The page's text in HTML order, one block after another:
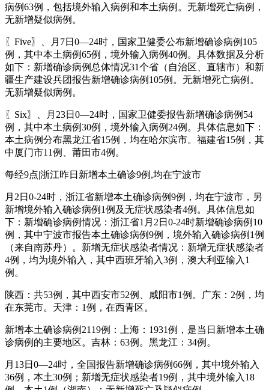
病例63例，包括境外输入病例和本土病例。无新增死亡病例，
无新增疑似病例。
〖Five〗、月7日0—24时，国家卫健委公布新增确诊病例105
例，其中本土病例65例，境外输入病例40例。具体数据及分析
如下：新增确诊病例总体情况31个省（自治区、直辖市）和新
疆生产建设兵团报告新增确诊病例105例。无新增死亡病例。
无新增疑似病例。
〖Six〗、月23日0—24时，国家卫健委报告新增确诊病例54
例，其中本土病例30例，境外输入病例24例。具体信息如下：
本土病例分布黑龙江省15例，均在哈尔滨市。福建省15例，其
中厦门市11例、莆田市4例。
每经9点|浙江昨日新增本土确诊9例,均在宁波市
月2日0-24时，浙江省新增本土确诊病例9例，均在宁波市，另
新增境外输入确诊病例1例及无症状感染者4例。具体信息如
下：新增确诊病例情况：浙江省1月2日0-24时新增确诊病例10
例，其中宁波市报告本土确诊病例9例，境外输入确诊病例1例
（来自南苏丹）。新增无症状感染者情况：新增无症状感染者
4例，均为境外输入，其中西班牙输入3例，澳大利亚输入1
例。
陕西：共53例，其中西安市52例、咸阳市1例。广东：2例，均
在东莞市。天津：1例，在西青区。
新增本土确诊病例2119例：上海：1931例，是当日新增本土确
诊病例的主要地区。吉林：63例。黑龙江：34例。
月13日0—24时，全国报告新增确诊病例66例，其中境外输入
36例，本土30例；新增无症状感染者19例，其中境外输入18